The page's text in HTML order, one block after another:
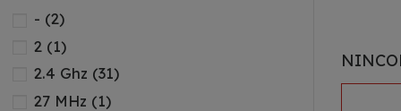
- (2)
2 (1)
2.4 Ghz (31)
27 MHz (1)